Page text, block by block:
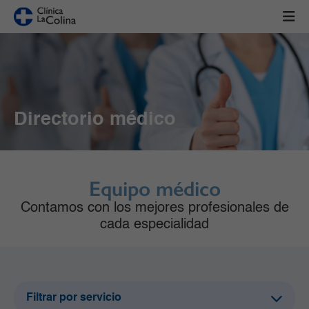
Directorio médico
Equipo médico
Contamos con los mejores profesionales de
cada especialidad
Filtrar por servicio